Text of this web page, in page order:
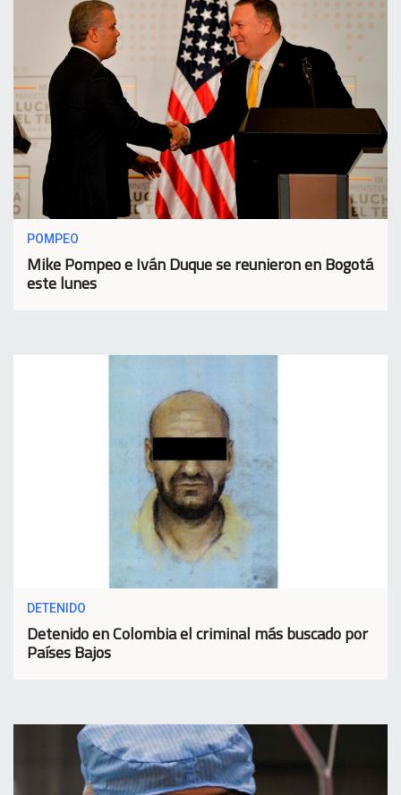
POMPEO
Mike Pompeo e Iván Duque se reunieron en Bogotá
este lunes
DETENIDO
Detenido en Colombia el criminal más buscado por
Países Bajos